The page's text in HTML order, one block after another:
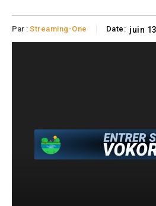
Par : Streaming-One Date: juin